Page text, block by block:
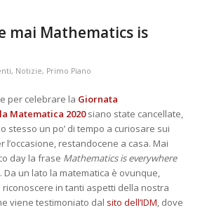
mai Mathematics is
, Notizie, Primo Piano
per celebrare la Giornata
Matematica 2020siano state cancellate,
stesso un po’ di tempo a curiosare sui
l’occasione, restandocene a casa. Mai
day la frase Mathematics is everywhere
Da un lato la matematica è ovunque,
in tanti aspetti della nostra
viene testimoniato dal sito dell’IDM, dove